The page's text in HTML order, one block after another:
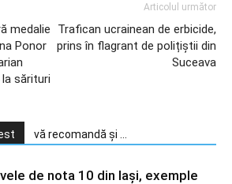
medalie
Ponor
sărituri
Articolul următor
Trafican ucrainean de erbicide,
prins în flagrant de polițiștii din
Suceava
vă recomandă și ...
de nota 10 din Iași, exemple